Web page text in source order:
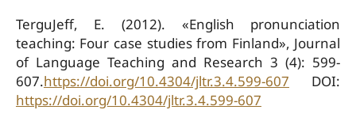
TerguJeff, E. (2012). «English pronunciation
teaching: Four case studies from Finland», Journal
of Language Teaching and Research 3 (4): 599-
607.https://doi.org/10.4304/jltr.3.4.599-607 DOI:
https://doi.org/10.4304/jltr.3.4.599-607